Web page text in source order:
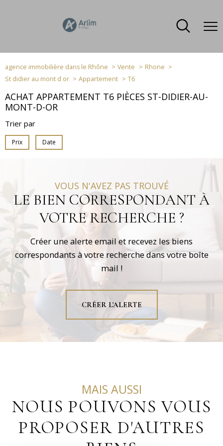
agence immobilière dans le Rhône Vente
Rhone
St didier au mont d or
Appartement T6
ACHAT APPARTEMENT T6 PIÈCES ST-DIDIER-AU-
MONT-D-OR
Trier par
Prix Date
VOUS N'AVEZ PAS TROUVÉ
LE BIEN CORRESPONDANT À
VOTRE RECHERCHE ?
Créer une alerte email et recevez les biens
correspondants à votre recherche dans votre boîte
mail !
CRÉER L'ALERTE
MAIS AUSSI
NOUS POUVONS VOUS
PROPOSER D'AUTRES